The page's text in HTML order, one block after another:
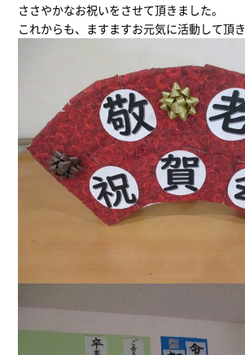
ささやかなお祝いをさせて頂きました。
これからも、ますますお元気に活動して頂